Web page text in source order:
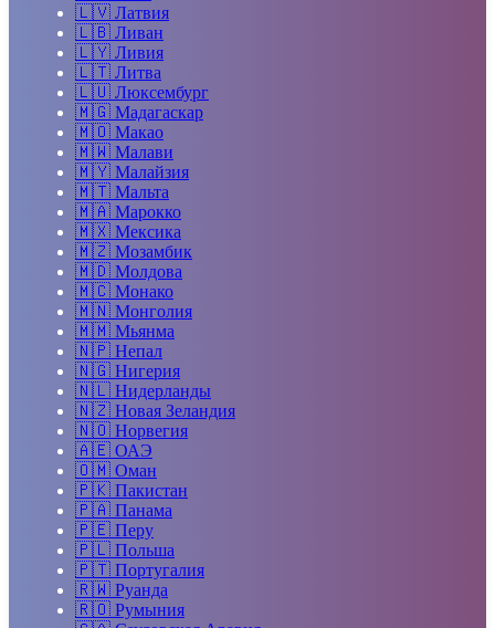
🇱🇻 Латвия
🇱🇧 Ливан
🇱🇾 Ливия
🇱🇹 Литва
🇱🇺 Люксембург
🇲🇬 Мадагаскар
🇲🇴 Макао
🇲🇼 Малави
🇲🇾 Малайзия
🇲🇹 Мальта
🇲🇦 Марокко
🇲🇽 Мексика
🇲🇿 Мозамбик
🇲🇩 Молдова
🇲🇨 Монако
🇲🇳 Монголия
🇲🇲 Мьянма
🇳🇵 Непал
🇳🇬 Нигерия
🇳🇱 Нидерланды
🇳🇿 Новая Зеландия
🇳🇴 Норвегия
🇦🇪 ОАЭ
🇴🇲 Оман
🇵🇰 Пакистан
🇵🇦 Панама
🇵🇪 Перу
🇵🇱 Польша
🇵🇹 Португалия
🇷🇼 Руанда
🇷🇴 Румыния